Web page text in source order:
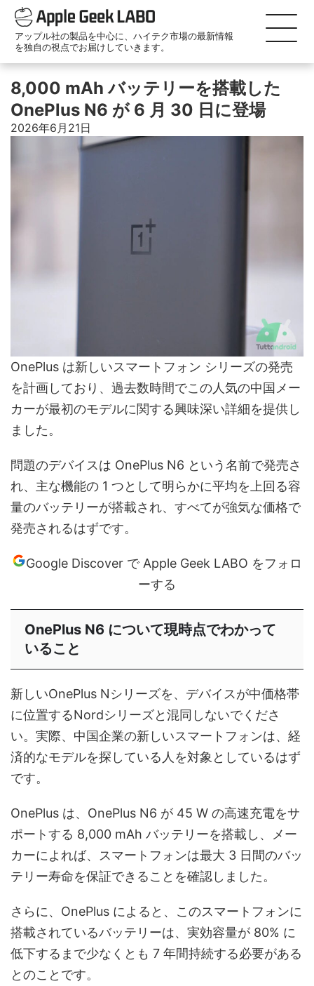
アップル社の製品を中心に、ハイテク市場の最新情報
を独自の視点でお届けしていきます。
8,000 mAh バッテリーを搭載した
OnePlus N6 が 6 月 30 日に登場
2026年6月21日
OnePlus は新しいスマートフォン シリーズの発売
を計画しており、過去数時間でこの人気の中国メー
カーが最初のモデルに関する興味深い詳細を提供し
ました。
問題のデバイスは OnePlus N6 という名前で発売さ
れ、主な機能の 1 つとして明らかに平均を上回る容
量のバッテリーが搭載され、すべてが強気な価格で
発売されるはずです。
Google Discover で Apple Geek LABO をフォロ
ーする
OnePlus N6 について現時点でわかって
いること
新しいOnePlus Nシリーズを、デバイスが中価格帯
に位置するNordシリーズと混同しないでくださ
い。実際、中国企業の新しいスマートフォンは、経
済的なモデルを探している人を対象としているはず
です。
OnePlus は、OnePlus N6 が 45 W の高速充電をサ
ポートする 8,000 mAh バッテリーを搭載し、メー
カーによれば、スマートフォンは最大 3 日間のバッ
テリー寿命を保証できることを確認しました。
さらに、OnePlus によると、このスマートフォンに
搭載されているバッテリーは、実効容量が 80% に
低下するまで少なくとも 7 年間持続する必要がある
とのことです。